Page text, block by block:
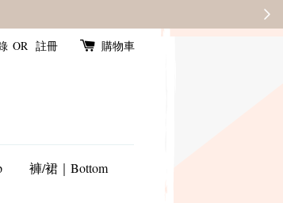
OR 註冊 購物車
褲/裙｜Bottom